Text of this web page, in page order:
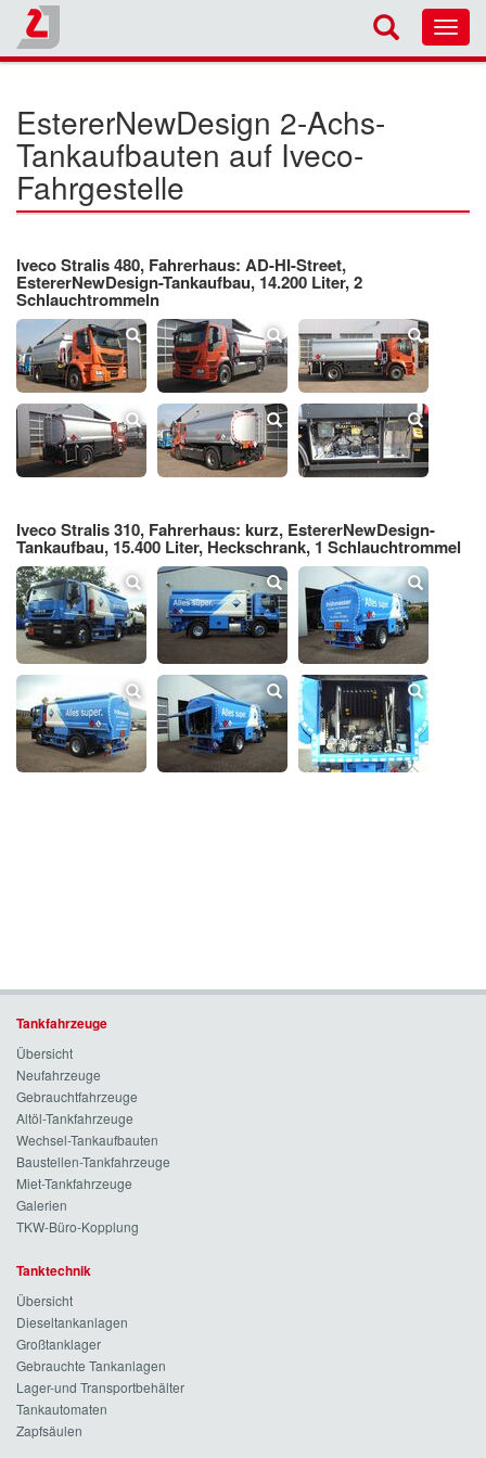
EstererNewDesign 2-Achs-
Tankaufbauten auf Iveco-
Fahrgestelle
Iveco Stralis 480, Fahrerhaus: AD-HI-Street,
EstererNewDesign-Tankaufbau, 14.200 Liter, 2
Schlauchtrommeln
Iveco Stralis 310, Fahrerhaus: kurz, EstererNewDesign-
Tankaufbau, 15.400 Liter, Heckschrank, 1 Schlauchtrommel
Tankfahrzeuge
Übersicht
Neufahrzeuge
Gebrauchtfahrzeuge
Altöl-Tankfahrzeuge
Wechsel-Tankaufbauten
Baustellen-Tankfahrzeuge
Miet-Tankfahrzeuge
Galerien
TKW-Büro-Kopplung
Tanktechnik
Übersicht
Dieseltankanlagen
Großtanklager
Gebrauchte Tankanlagen
Lager-und Transportbehälter
Tankautomaten
Zapfsäulen